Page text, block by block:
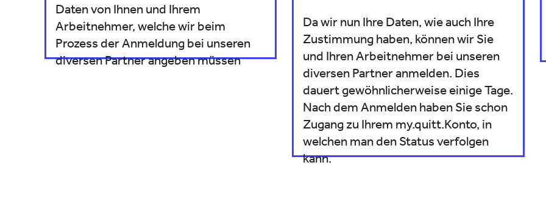
Daten von Ihnen und Ihrem
Arbeitnehmer, welche wir beim
Prozess der Anmeldung bei unseren
diversen Partner angeben müssen
Da wir nun Ihre Daten, wie auch Ihre
Zustimmung haben, können wir Sie
und Ihren Arbeitnehmer bei unseren
diversen Partner anmelden. Dies
dauert gewöhnlicherweise einige Tage.
Nach dem Anmelden haben Sie schon
Zugang zu Ihrem my.quitt.Konto, in
welchen man den Status verfolgen
kann.